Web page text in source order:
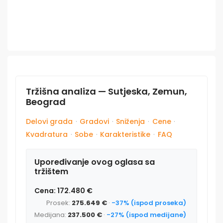
Tržišna analiza — Sutjeska, Zemun,
Beograd
Delovi grada · Gradovi · Sniženja · Cene ·
Kvadratura · Sobe · Karakteristike · FAQ
Upoređivanje ovog oglasa sa
tržištem
Cena: 172.480 €
Prosek: 275.649 € · -37% (ispod proseka)
Medijana: 237.500 € · -27% (ispod medijane)